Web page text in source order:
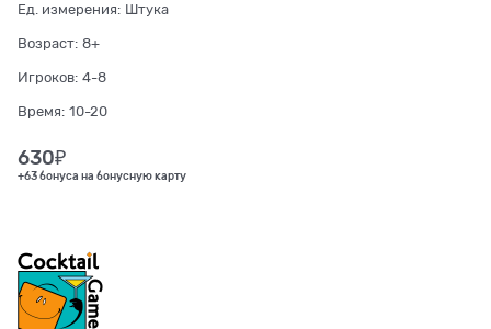
Ед. измерения: Штука
Возраст: 8+
Игроков: 4-8
Время: 10-20
630₽
+63 бонуса на бонусную карту